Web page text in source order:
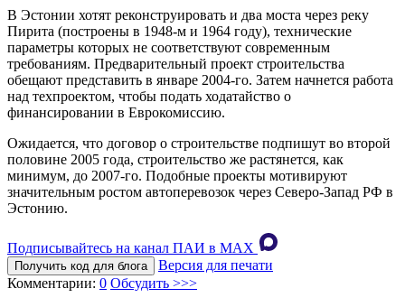
В Эстонии хотят реконструировать и два моста через реку
Пирита (построены в 1948-м и 1964 году), технические
параметры которых не соответствуют современным
требованиям. Предварительный проект строительства
обещают представить в январе 2004-го. Затем начнется работа
над техпроектом, чтобы подать ходатайство о
финансировании в Еврокомиссию.
Ожидается, что договор о строительстве подпишут во второй
половине 2005 года, строительство же растянется, как
минимум, до 2007-го. Подобные проекты мотивируют
значительным ростом автоперевозок через Северо-Запад РФ в
Эстонию.
Подписывайтесь на канал ПАИ в MAХ
Получить код для блога
Версия для печати
Комментарии: 0 Обсудить >>>